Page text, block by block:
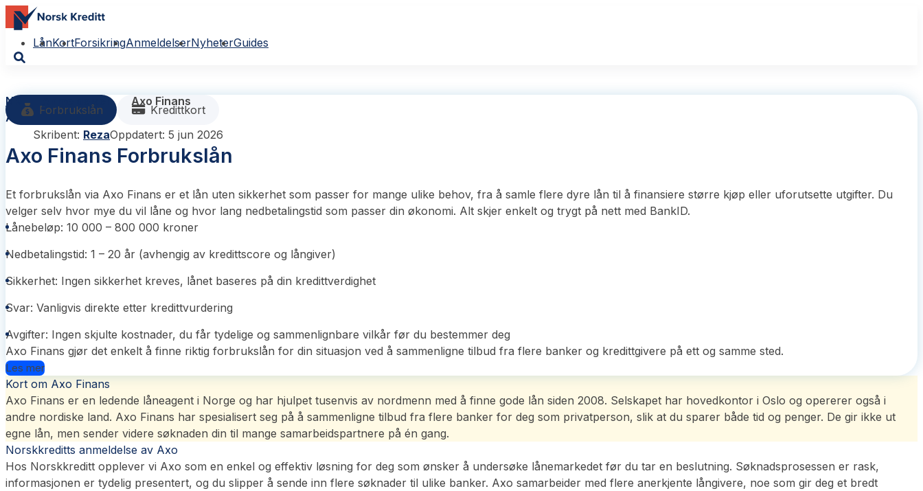
LånKortForsikringAnmeldelserNyheterGuides
NK Anmeldelser
Axo Finans
Axo Finans
Skribent: RezaOppdatert: 5 jun 2026
Forbrukslån Kredittkort
Axo Finans Forbrukslån
Et forbrukslån via Axo Finans er et lån uten sikkerhet som passer for mange ulike behov, fra å samle flere dyre lån til å finansiere større kjøp eller uforutsette utgifter. Du
velger selv hvor mye du vil låne og hvor lang nedbetalingstid som passer din økonomi. Alt skjer enkelt og trygt på nett med BankID.
Lånebeløp: 10 000 – 800 000 kroner
Nedbetalingstid: 1 – 20 år (avhengig av kredittscore og långiver)
Sikkerhet: Ingen sikkerhet kreves, lånet baseres på din kredittverdighet
Svar: Vanligvis direkte etter kredittvurdering
Avgifter: Ingen skjulte kostnader, du får tydelige og sammenlignbare vilkår før du bestemmer deg
Axo Finans gjør det enkelt å finne riktig forbrukslån for din situasjon ved å sammenligne tilbud fra flere banker og kredittgivere på ett og samme sted.
Les mer
Kort om Axo Finans
Axo Finans er en ledende låneagent i Norge og har hjulpet tusenvis av nordmenn med å finne gode lån siden 2008. Selskapet har hovedkontor i Oslo og opererer også i
andre nordiske land. Axo Finans har spesialisert seg på å sammenligne tilbud fra flere banker for deg som privatperson, slik at du sparer både tid og penger. De gir ikke ut
egne lån, men sender videre søknaden din til mange samarbeidspartnere på én gang.
Norskkreditts anmeldelse av Axo
Hos Norskkreditt opplever vi Axo som en enkel og effektiv løsning for deg som ønsker å undersøke lånemarkedet før du tar en beslutning. Søknadsprosessen er rask,
informasjonen er tydelig presentert, og du slipper å sende inn flere søknader til ulike banker. Axo samarbeider med flere anerkjente långivere, noe som gir deg et bredt